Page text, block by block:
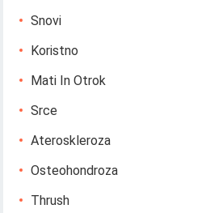
Snovi
Koristno
Mati In Otrok
Srce
Ateroskleroza
Osteohondroza
Thrush